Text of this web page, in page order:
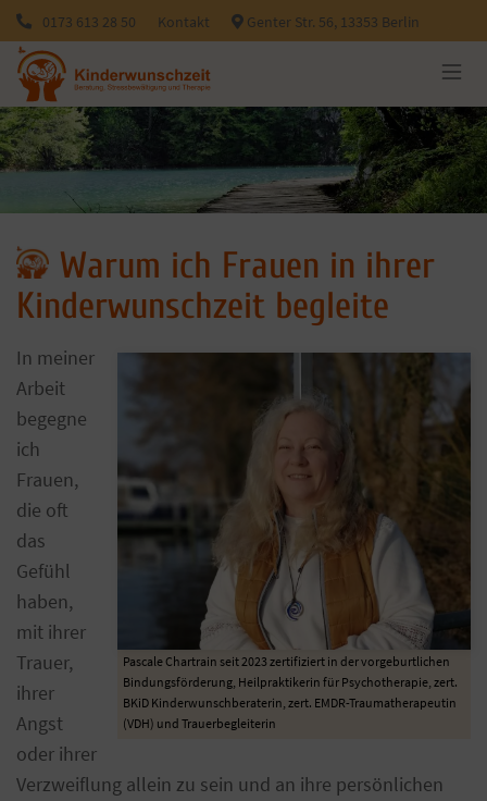
Warum ich Frauen in ihrer
Kinderwunschzeit begleite
Pascale Chartrain seit 2023 zertifiziert in der vorgeburtlichen
Bindungsförderung, Heilpraktikerin für Psychotherapie, zert.
BKiD Kinderwunschberaterin, zert. EMDR-Traumatherapeutin
(VDH) und Trauerbegleiterin
In meiner
Arbeit
begegne
ich
Frauen,
die oft
das
Gefühl
haben,
mit ihrer
Trauer,
ihrer
Angst
oder ihrer
Verzweiflung allein zu sein und an ihre persönlichen
0173 613 28 50 Kontakt Genter Str. 56, 13353 Berlin